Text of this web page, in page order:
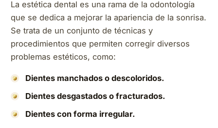
La estética dental es una rama de la odontología
que se dedica a mejorar la apariencia de la sonrisa.
Se trata de un conjunto de técnicas y
procedimientos que permiten corregir diversos
problemas estéticos, como:
Dientes manchados o descoloridos.
Dientes desgastados o fracturados.
Dientes con forma irregular.